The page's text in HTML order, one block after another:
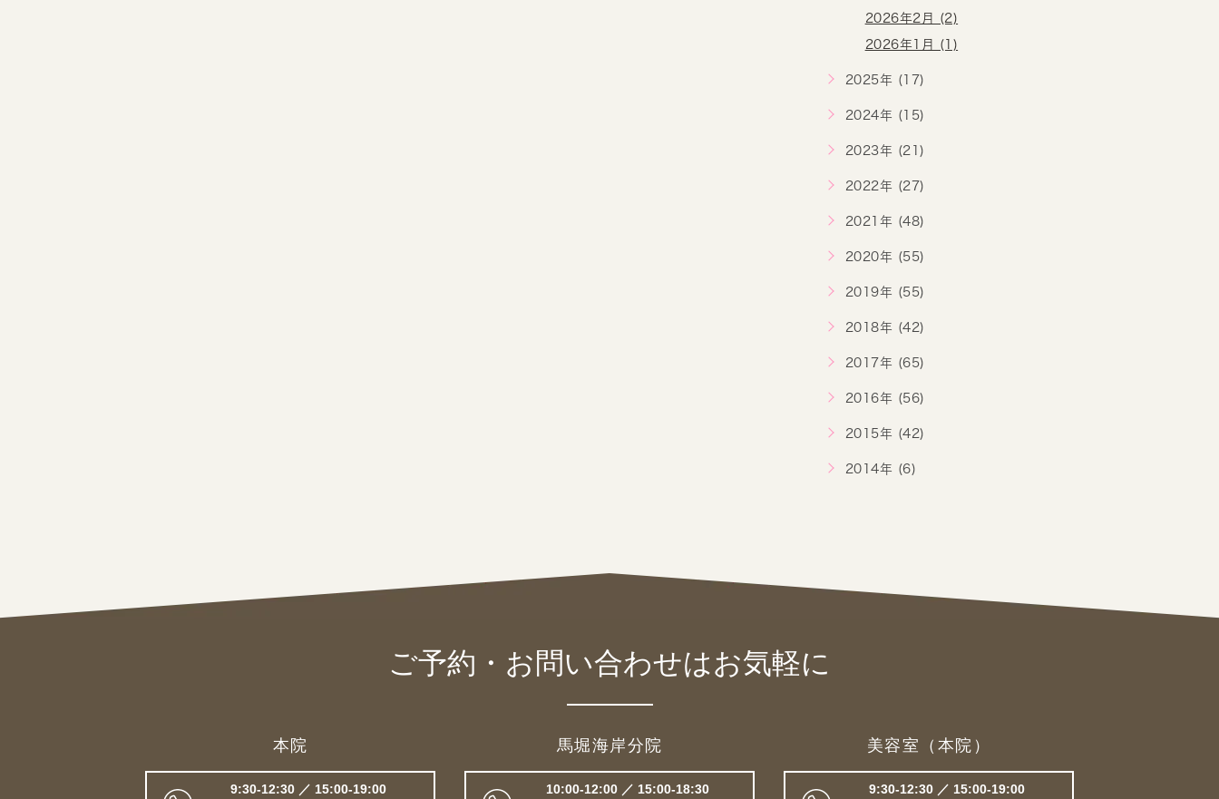
2026年2月 (2)
2026年1月 (1)
2025年 (17)
2024年 (15)
2023年 (21)
2022年 (27)
2021年 (48)
2020年 (55)
2019年 (55)
2018年 (42)
2017年 (65)
2016年 (56)
2015年 (42)
2014年 (6)
ご予約・お問い合わせはお気軽に
本院
9:30-12:30 ／ 15:00-19:00
馬堀海岸分院
10:00-12:00 ／ 15:00-18:30
美容室（本院）
9:30-12:30 ／ 15:00-19:00